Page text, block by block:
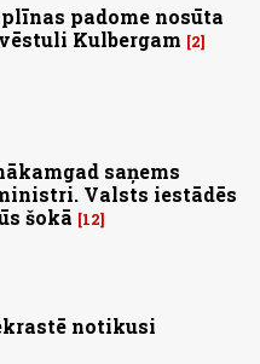
padome nosūta
Kulbergam
2
saņems
Valsts iestādēs
šokā
12
notikusi